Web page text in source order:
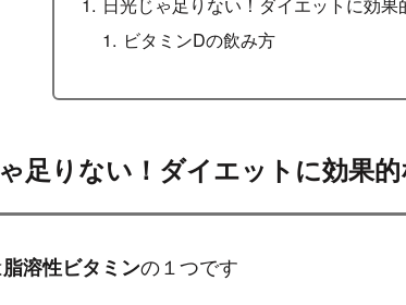
ビタミンDの飲み方
足りない！ダイエットに効果
脂溶性ビタミンの１つです